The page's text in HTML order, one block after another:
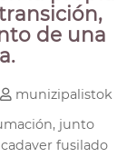
de una
munizipalistok
junto
fusilado